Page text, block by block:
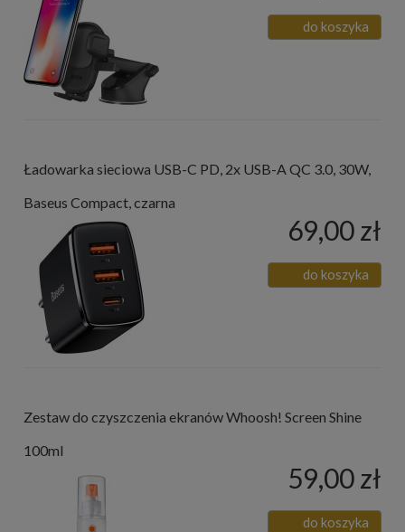
do koszyka
Ładowarka sieciowa USB-C PD, 2x USB-A QC 3.0, 30W,
Baseus Compact, czarna
69,00 zł
do koszyka
Zestaw do czyszczenia ekranów Whoosh! Screen Shine
100ml
59,00 zł
do koszyka